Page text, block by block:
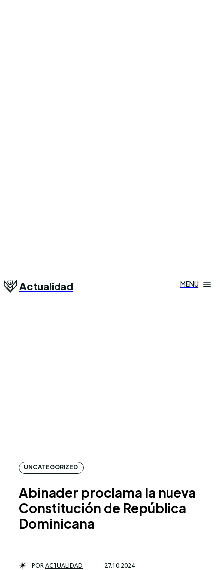
Actualidad MENU
UNCATEGORIZED
Abinader proclama la nueva
Constitución de República
Dominicana
PORACTUALIDAD 27.10.2024